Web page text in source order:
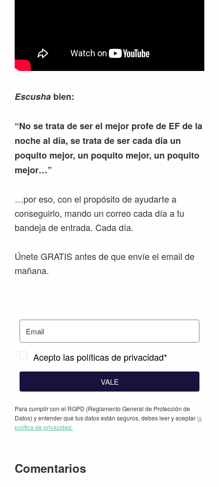
Escusha bien:
“No se trata de ser el mejor profe de EF de la
noche al día, se trata de ser cada día un
poquito mejor, un poquito mejor, un poquito
mejor…”
…por eso, con el propósito de ayudarte a
conseguirlo, mando un correo cada día a tu
bandeja de entrada. Cada día.
Únete GRATIS antes de que envíe el email de
mañana.
Acepto las políticas de privacidad*
VALE
Para cumplir con el RGPD (Reglamento General de Protección de
Datos) y entender que tus datos están seguros, debes leer y aceptarla
política de privacidad.
Interacciones
Comentarios